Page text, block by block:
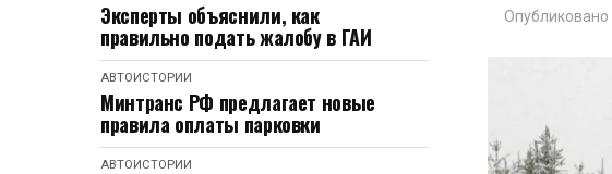
Эксперты объяснили, как
правильно подать жалобу в ГАИ
АВТОИСТОРИИ
Минтранс РФ предлагает новые
правила оплаты парковки
АВТОИСТОРИИ
Опубликовано